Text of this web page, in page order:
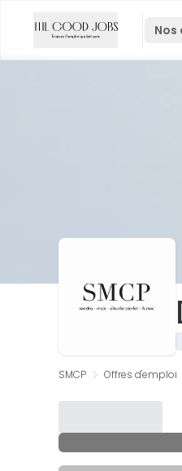
SMCP Offres d'emploi